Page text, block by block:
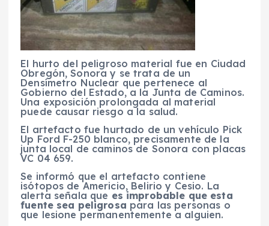
El hurto del peligroso material fue en Ciudad
Obregón, Sonora y se trata de un
Densímetro Nuclear que pertenece al
Gobierno del Estado, a la Junta de Caminos.
Una exposición prolongada al material
puede causar riesgo a la salud.
El artefacto fue hurtado de un vehículo Pick
Up Ford F-250 blanco, precisamente de la
junta local de caminos de Sonora con placas
VC 04 659.
Se informó que el artefacto contiene
isótopos de Americio, Belirio y Cesio. La
alerta señala que es improbable que esta
fuente sea peligrosa para las personas o
que lesione permanentemente a alguien.